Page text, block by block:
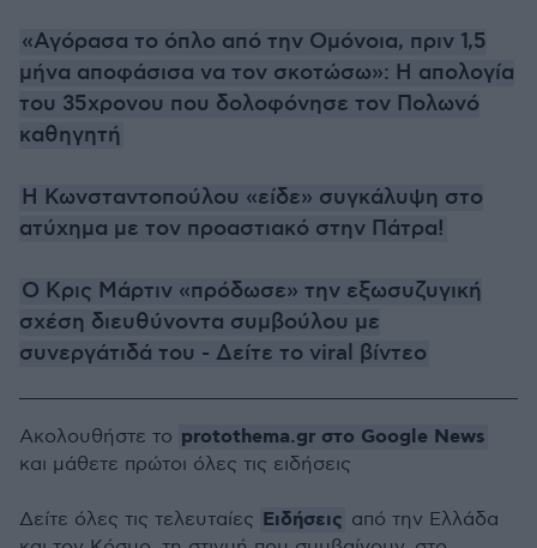
«Αγόρασα το όπλο από την Ομόνοια, πριν 1,5
μήνα αποφάσισα να τον σκοτώσω»: Η απολογία
του 35χρονου που δολοφόνησε τον Πολωνό
καθηγητή
Η Κωνσταντοπούλου «είδε» συγκάλυψη στο
ατύχημα με τον προαστιακό στην Πάτρα!
Ο Κρις Μάρτιν «πρόδωσε» την εξωσυζυγική
σχέση διευθύνοντα συμβούλου με
συνεργάτιδά του - Δείτε το viral βίντεο
Ακολουθήστε το protothema.gr στο Google News
και μάθετε πρώτοι όλες τις ειδήσεις
Δείτε όλες τις τελευταίες Ειδήσεις από την Ελλάδα